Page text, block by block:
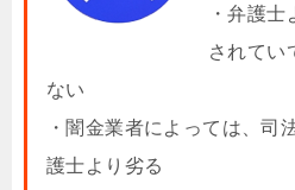
・弁護
されてい
ない
・闇金業者によっては、司
護士より劣る